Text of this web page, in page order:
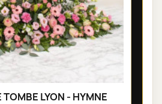
TOMBE LYON - HYMNE